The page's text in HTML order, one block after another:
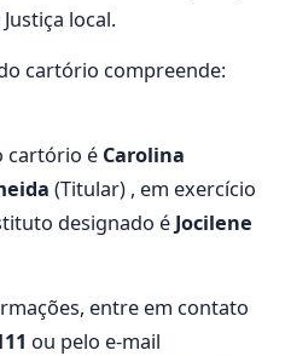
local.
cartório compreende:
cartório é Carolina
(Titular) , em exercício
designado é Jocilene
entre em contato
ou pelo e-mail